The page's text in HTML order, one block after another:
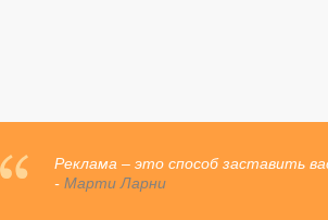
Реклама – это способ заставить
- Марти Ларни